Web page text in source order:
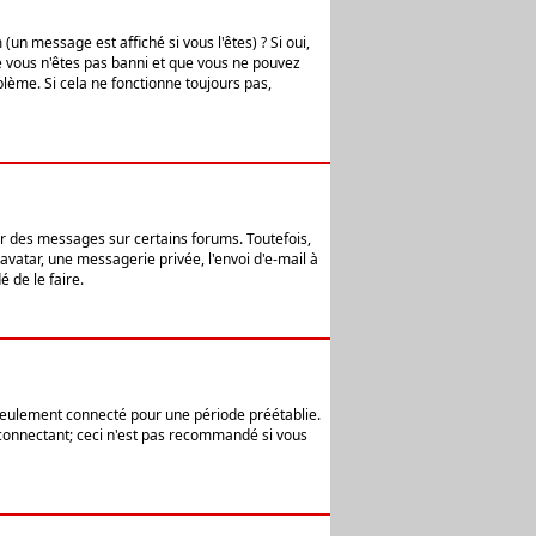
message est affiché si vous l'êtes) ? Si oui,
n'êtes pas banni et que vous ne pouvez
Si cela ne fonctionne toujours pas,
messages sur certains forums. Toutefois,
une messagerie privée, l'envoi d'e-mail à
de le faire.
connecté pour une période préétablie.
ceci n'est pas recommandé si vous